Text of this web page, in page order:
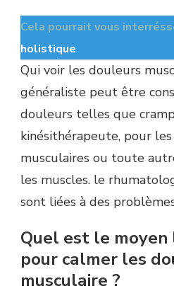
Cela pourrait vous
holistique
Qui voir les douleurs
généraliste peut être
douleurs telles que
kinésithérapeute, pour
musculaires ou toute
les muscles. le
sont liées à des
Quel est le
pour calmer les
musculaire ?